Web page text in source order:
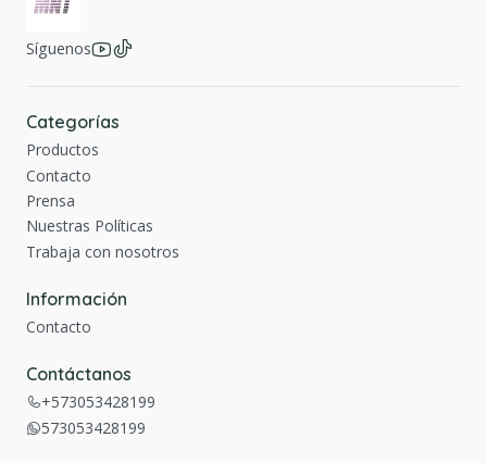
Síguenos
Categorías
Productos
Contacto
Prensa
Nuestras Políticas
Trabaja con nosotros
Información
Contacto
Contáctanos
+573053428199
573053428199